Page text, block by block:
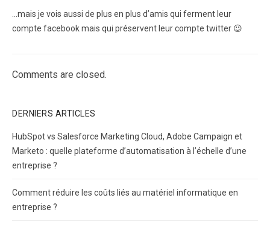
…mais je vois aussi de plus en plus d’amis qui ferment leur
compte facebook mais qui préservent leur compte twitter 😉
Comments are closed.
DERNIERS ARTICLES
HubSpot vs Salesforce Marketing Cloud, Adobe Campaign et
Marketo : quelle plateforme d’automatisation à l’échelle d’une
entreprise ?
Comment réduire les coûts liés au matériel informatique en
entreprise ?